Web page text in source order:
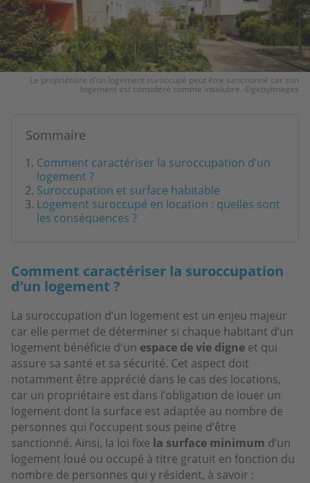
Le propriétaire d'un logement suroccupé peut être sanctionné car son
logement est considéré comme insalubre. ©gettyimages
Sommaire
Comment caractériser la suroccupation d’un
logement ?
Suroccupation et surface habitable
Logement suroccupé en location : quelles sont
les conséquences ?
Comment caractériser la suroccupation
d’un logement ?
La suroccupation d’un logement est un enjeu majeur
car elle permet de déterminer si chaque habitant d’un
logement bénéficie d'un espace de vie digne et qui
assure sa santé et sa sécurité. Cet aspect doit
notamment être apprécié dans le cas des locations,
car un propriétaire est dans l’obligation de louer un
logement dont la surface est adaptée au nombre de
personnes qui l’occupent sous peine d’être
sanctionné. Ainsi, la loi fixe la surface minimum d’un
logement loué ou occupé à titre gratuit en fonction du
nombre de personnes qui y résident, à savoir :